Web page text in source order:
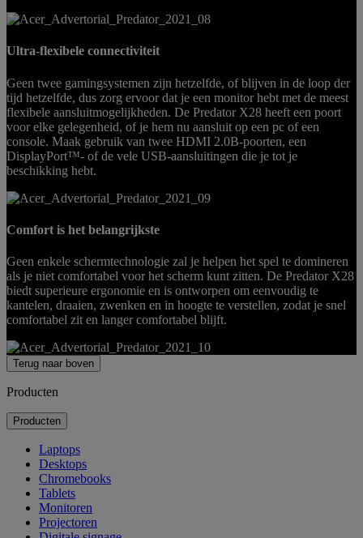
Ultra-flexibele connectiviteit
Geen twee gamingsystemen zijn hetzelfde, of blijven in de loop der
tijd hetzelfde, dus zorg ervoor dat je een monitor hebt met de meest
flexibele aansluitmogelijkheden. De Predator X28 heeft een poort
voor elke gelegenheid, of je hem nu aansluit op een pc of een
console. Maak gebruik van twee HDMI 2.0B-poorten, een
DisplayPort™- of de vele USB-aansluitingen die je tot je
beschikking hebt.
Comfort is het belangrijkste
Geen enkele schermtechnologie zal je helpen het spel te domineren
als je niet comfortabel voor het scherm kunt zitten. De Predator X28
biedt superieure ergonomie en is ontworpen om eenvoudig te
kantelen, draaien, zwenken en in hoogte te verstellen, zodat je snel
comfortabel zit en langer comfortabel blijft.
Terug naar boven
Producten
Producten
Laptops
Desktops
Chromebooks
Tablets
Monitoren
Projectoren